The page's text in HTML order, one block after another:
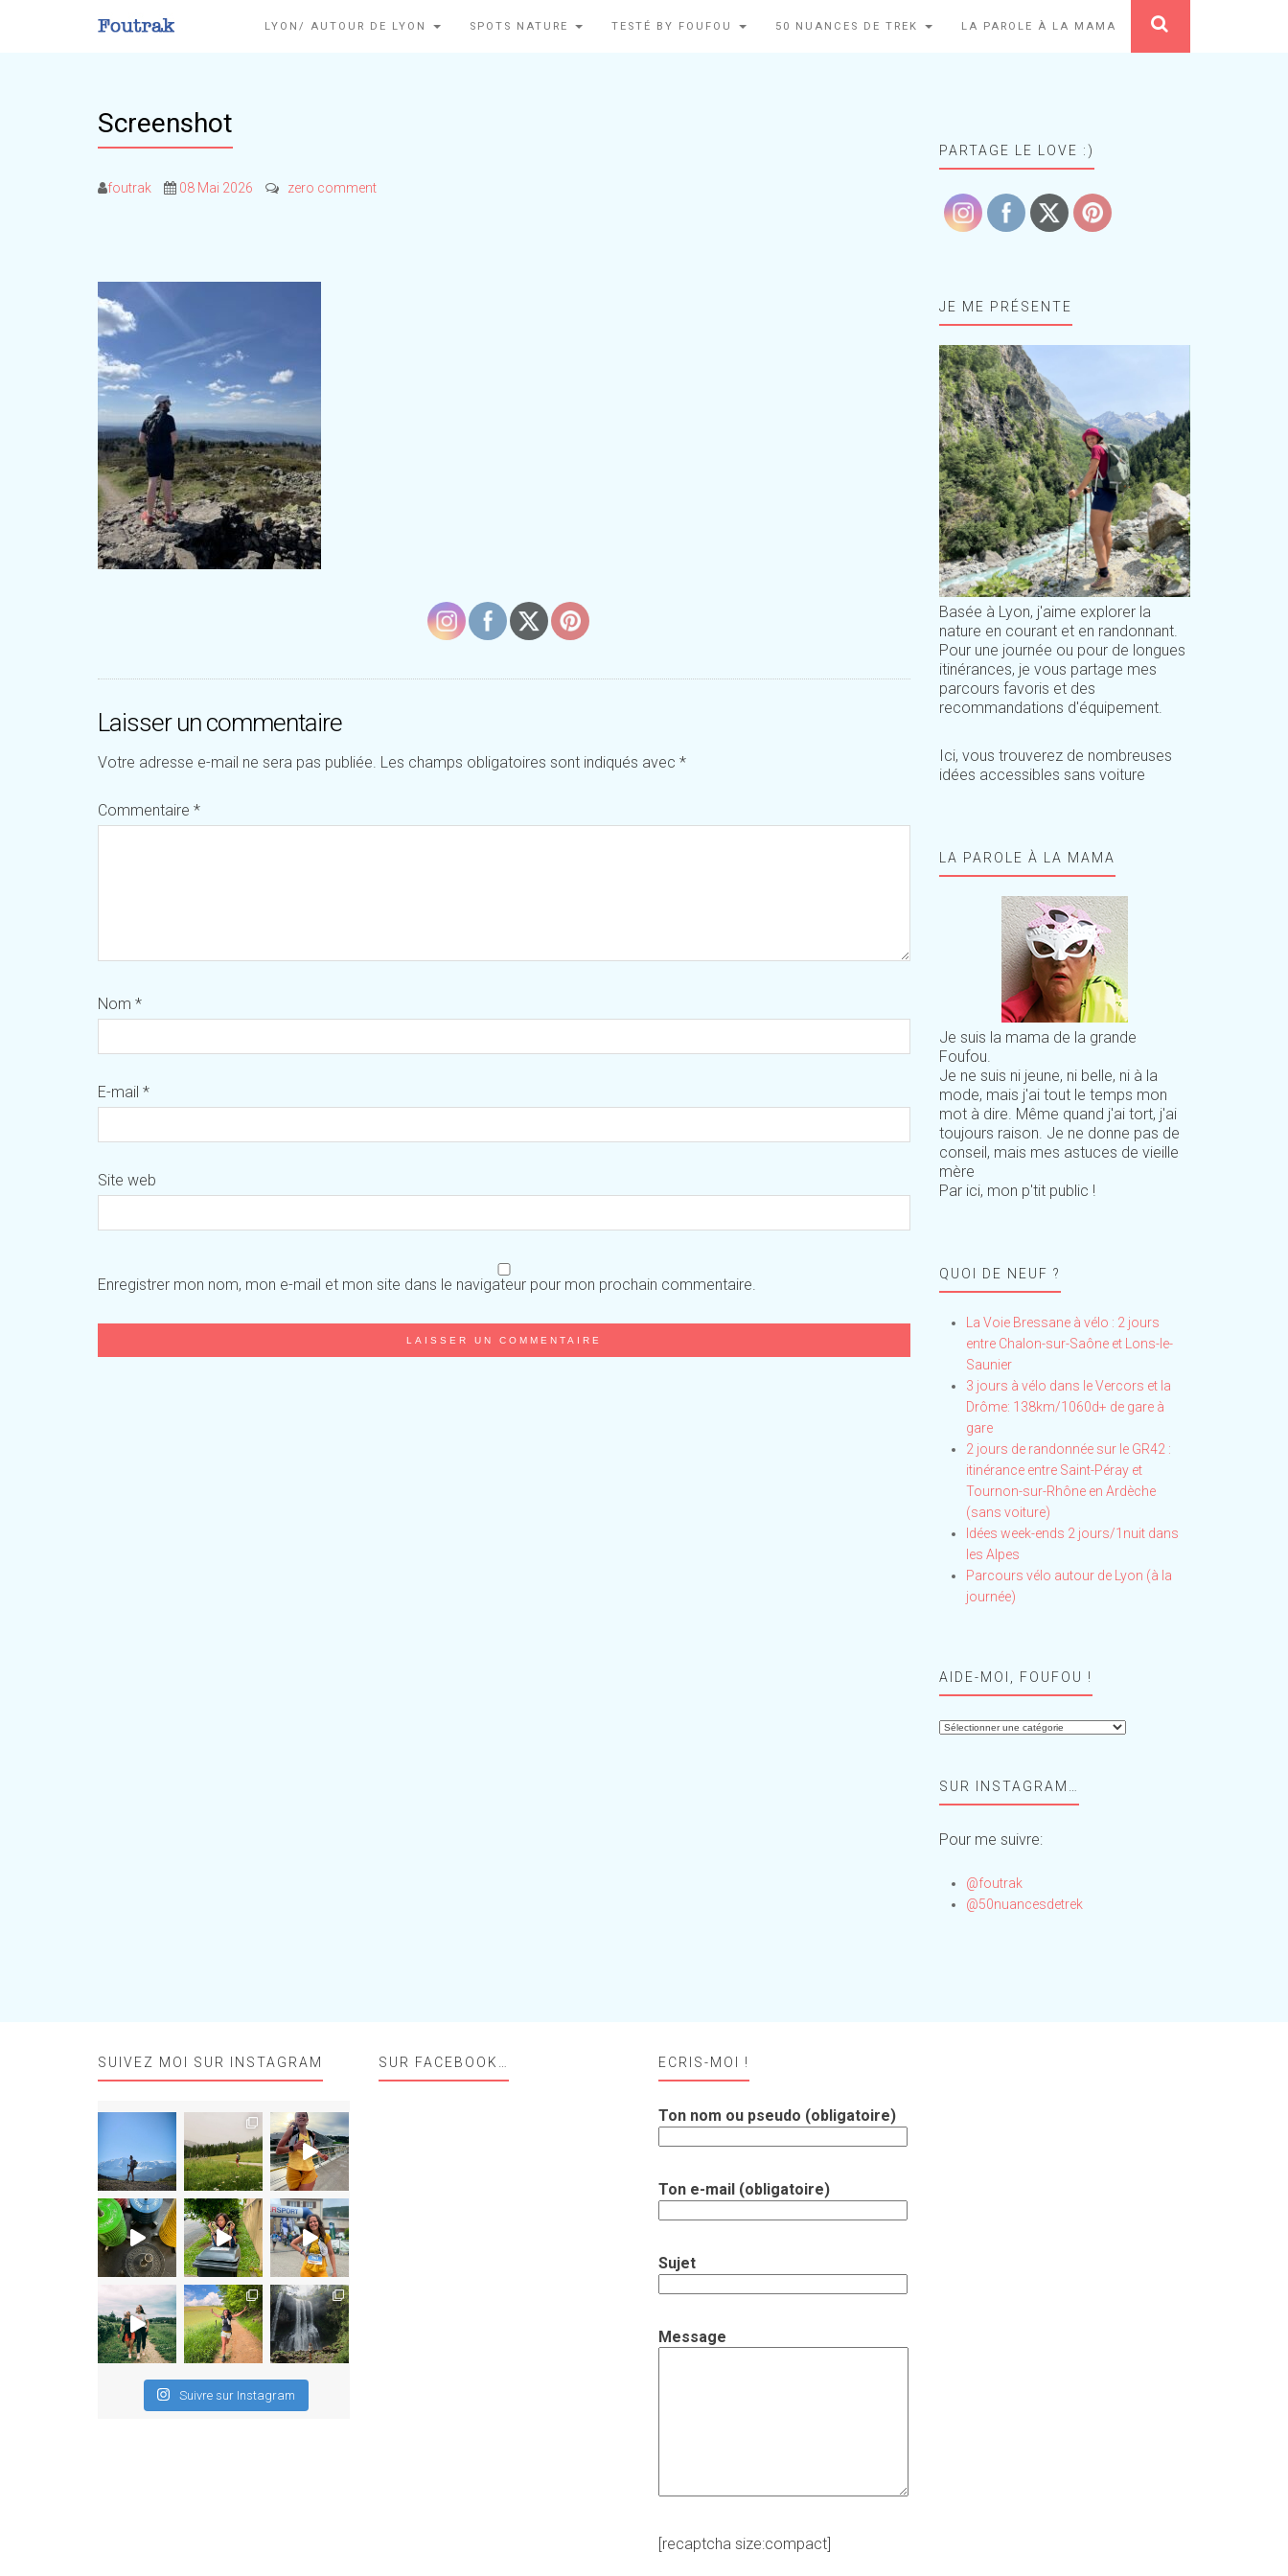
LYON/ AUTOUR DE LYON SPOTS NATURE TESTÉ BY FOUFOU 50 NUANCES DE TREK LA PAROLE À LA MAMA
Screenshot
foutrak 08 Mai 2026 zero comment
Laisser un commentaire
Votre adresse e-mail ne sera pas publiée. Les champs obligatoires sont indiqués avec *
Commentaire *
Nom *
E-mail *
Site web
Enregistrer mon nom, mon e-mail et mon site dans le navigateur pour mon prochain commentaire.
PARTAGE LE LOVE :)
JE ME PRÉSENTE
Basée à Lyon, j'aime explorer la
nature en courant et en randonnant.
Pour une journée ou pour de longues
itinérances, je vous partage mes
parcours favoris et des
recommandations d'équipement.
Ici, vous trouverez de nombreuses
idées accessibles sans voiture
LA PAROLE À LA MAMA
Je suis la mama de la grande
Foufou.
Je ne suis ni jeune, ni belle, ni à la
mode, mais j'ai tout le temps mon
mot à dire. Même quand j'ai tort, j'ai
toujours raison. Je ne donne pas de
conseil, mais mes astuces de vieille
mère
Par ici, mon p'tit public !
QUOI DE NEUF ?
La Voie Bressane à vélo : 2 jours
entre Chalon-sur-Saône et Lons-le-
Saunier
3 jours à vélo dans le Vercors et la
Drôme: 138km/1060d+ de gare à
gare
2 jours de randonnée sur le GR42 :
itinérance entre Saint-Péray et
Tournon-sur-Rhône en Ardèche
(sans voiture)
Idées week-ends 2 jours/1nuit dans
les Alpes
Parcours vélo autour de Lyon (à la
journée)
AIDE-MOI, FOUFOU !
Aide-
!SUR INSTAGRAM…
Pour me suivre:
@foutrak
@50nuancesdetrek
SUIVEZ MOI SUR INSTAGRAM
Suivre sur Instagram
SUR FACEBOOK… ECRIS-MOI !
Ton nom ou pseudo (obligatoire)
Ton e-mail (obligatoire)
Sujet
Message
[recaptcha size:compact]